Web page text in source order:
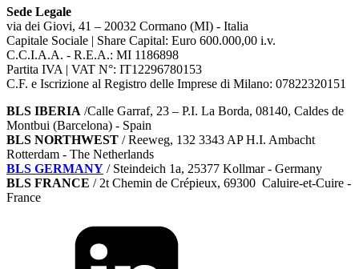
Sede Legale
via dei Giovi, 41 – 20032 Cormano (MI) - Italia
Capitale Sociale | Share Capital: Euro 600.000,00 i.v.
C.C.I.A.A. - R.E.A.: MI 1186898
Partita IVA | VAT N°: IT12296780153
C.F. e Iscrizione al Registro delle Imprese di Milano: 07822320151
BLS IBERIA /Calle Garraf, 23 – P.I. La Borda, 08140, Caldes de
Montbui (Barcelona) - Spain
BLS NORTHWEST / Reeweg, 132 3343 AP H.I. Ambacht
Rotterdam - The Netherlands
BLS GERMANY / Steindeich 1a, 25377 Kollmar- Germany
BLS FRANCE / 2t Chemin de Crépieux, 69300 Caluire-et-Cuire -
France